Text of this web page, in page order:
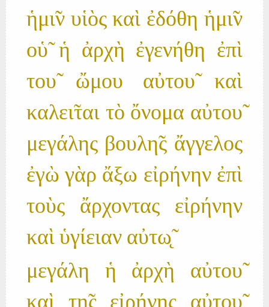
ἡμι̃ν υἱὸς καὶ ἐδόθη ἡμι̃ν
οὑ̃ ἡ ἀρχὴ ἐγενήθη ἐπὶ
του̃ ὤμου αὐτου̃ καὶ
καλει̃ται τὸ ὄνομα αὐτου̃
μεγάλης βουλη̃ς ἄγγελος
ἐγὼ γὰρ ἄξω εἰρήνην ἐπὶ
τοὺς ἄρχοντας εἰρήνην
καὶ ὑγίειαν αὐτω̨̃
μεγάλη ἡ ἀρχὴ αὐτου̃